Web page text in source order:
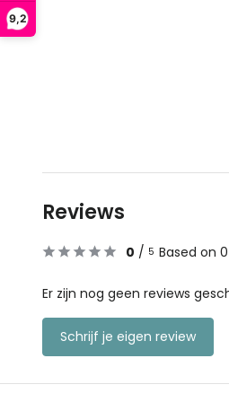
9,2
Reviews
0 / 5 Based on
Er zijn nog geen reviews
Schrijf je eigen review